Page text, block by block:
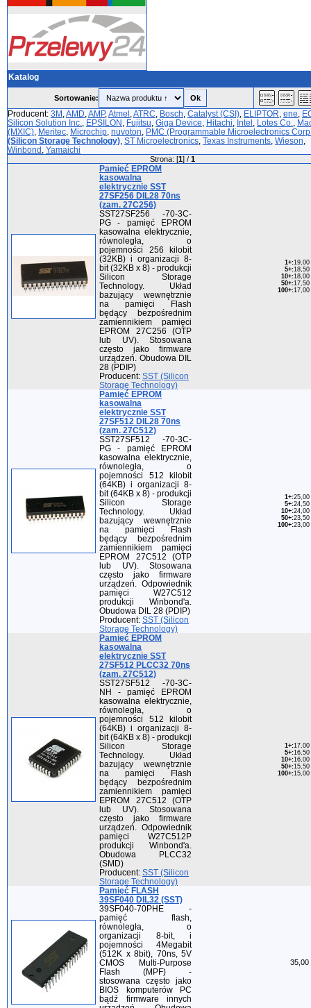
Katalog
Sortowanie:
Producent: 3M AMD AMP, Atmel ATRC Bosch Catalyst (CSI) ELIPTOR ene
Silicon Solution Inc.
EPSILON Fujitsu Giga Device Hitachi Intel Lotes Co.
(MXIC) Meritec Microchip nuvoton
PMC (Programmable Microelectronics
(Silicon Storage Technology) ST Microelectronics Texas Instruments Wieson
Winbond Yamaichi
Strona: [1] / 1
Pamięć EPROM
kasowalna
elektrycznie SST
27SF256 DIL28 70ns
(zam. 27C256)
SST27SF256 -70-3C-
PG - pamięć EPROM
kasowalna elektrycznie,
równoległa, o
pojemności 256 kilobit
(32KB) i organizacji 8-
bit (32KB x 8) - produkcji
Silicon Storage
Technology. Układ
bazujący wewnętrznie
na pamięci Flash
będący bezpośrednim
zamiennikiem pamięci
EPROM 27C256 (OTP
lub UV). Stosowana
często jako firmware
urządzeń. Obudowa DIL
28 (PDIP)
Producent: SST (Silicon
Storage Technology)
1+:19,00
5+:18,50
10+:18,00
50+:17,50
100+:17,00
Pamięć EPROM
kasowalna
elektrycznie SST
27SF512 DIL28 70ns
(zam. 27C512)
SST27SF512 -70-3C-
PG - pamięć EPROM
kasowalna elektrycznie,
równoległa, o
pojemności 512 kilobit
(64KB) i organizacji 8-
bit (64KB x 8) - produkcji
Silicon Storage
Technology. Układ
bazujący wewnętrznie
na pamięci Flash
będący bezpośrednim
zamiennikiem pamięci
EPROM 27C512 (OTP
lub UV). Stosowana
często jako firmware
urządzeń. Odpowiednik
pamięci W27C512
produkcji Winbond'a.
Obudowa DIL 28 (PDIP)
Producent: SST (Silicon
Storage Technology)
1+:25,00
5+:24,50
10+:24,00
50+:23,50
100+:23,00
Pamięć EPROM
kasowalna
elektrycznie SST
27SF512 PLCC32 70ns
(zam. 27C512)
SST27SF512 -70-3C-
NH - pamięć EPROM
kasowalna elektrycznie,
równoległa, o
pojemności 512 kilobit
(64KB) i organizacji 8-
bit (64KB x 8) - produkcji
Silicon Storage
Technology. Układ
bazujący wewnętrznie
na pamięci Flash
będący bezpośrednim
zamiennikiem pamięci
EPROM 27C512 (OTP
lub UV). Stosowana
często jako firmware
urządzeń. Odpowiednik
pamięci W27C512P
produkcji Winbond'a.
Obudowa PLCC32
(SMD)
Producent: SST (Silicon
Storage Technology)
1+:17,00
5+:16,50
10+:16,00
50+:15,50
100+:15,00
Pamięć FLASH
39SF040 DIL32 (SST)
39SF040-70PHE -
pamięć flash,
równoległa, o
organizacji 8-bit, i
pojemności 4Megabit
(512K x 8bit), 70ns, 5V
CMOS Multi-Purpose
Flash (MPF) -
stosowana często jako
BIOS komputerów PC
bądź firmware innych
35,00